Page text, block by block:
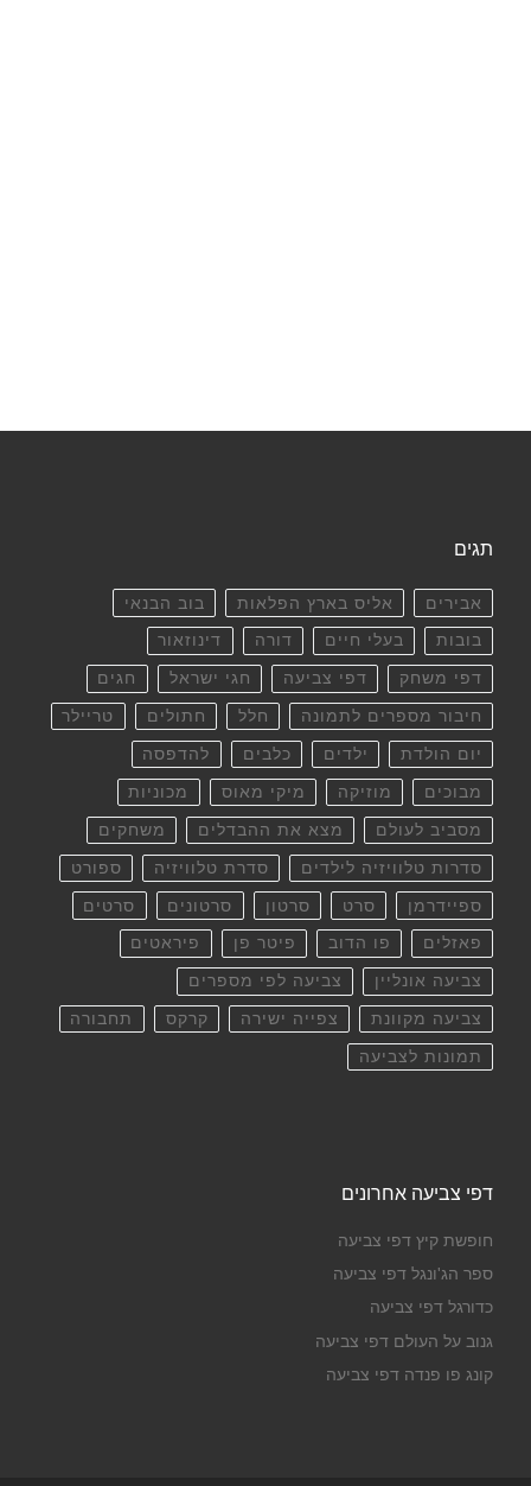
תגים
אבירים אליס בארץ הפלאות בוב הבנאי
בובות בעלי חיים דורה דינוזאור
דפי משחק דפי צביעה חגי ישראל חגים
חיבור מספרים לתמונה חלל חתולים טריילר
יום הולדת ילדים כלבים להדפסה
מבוכים מוזיקה מיקי מאוס מכוניות
מסביב לעולם מצא את ההבדלים משחקים
סדרות טלוויזיה לילדים סדרת טלוויזיה ספורט
ספיידרמן סרט סרטון סרטונים סרטים
פאזלים פו הדוב פיטר פן פיראטים
צביעה אונליין צביעה לפי מספרים
צביעה מקוונת צפייה ישירה קרקס תחבורה
תמונות לצביעה
דפי צביעה אחרונים
חופשת קיץ דפי צביעה
ספר הג'ונגל דפי צביעה
כדורגל דפי צביעה
גנוב על העולם דפי צביעה
קונג פו פנדה דפי צביעה